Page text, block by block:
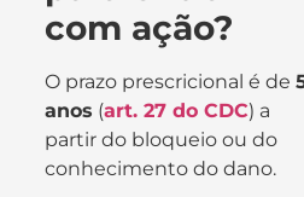
com ação?
O prazo prescricional é de
anos (art. 27 do CDC) a
partir do bloqueio ou do
conhecimento do dano.